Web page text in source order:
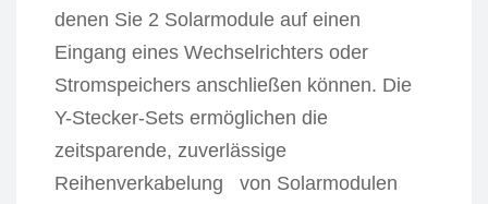
denen Sie 2 Solarmodule auf einen
Eingang eines Wechselrichters oder
Stromspeichers anschließen können. Die
Y-Stecker-Sets ermöglichen die
zeitsparende, zuverlässige
Reihenverkabelung von Solarmodulen